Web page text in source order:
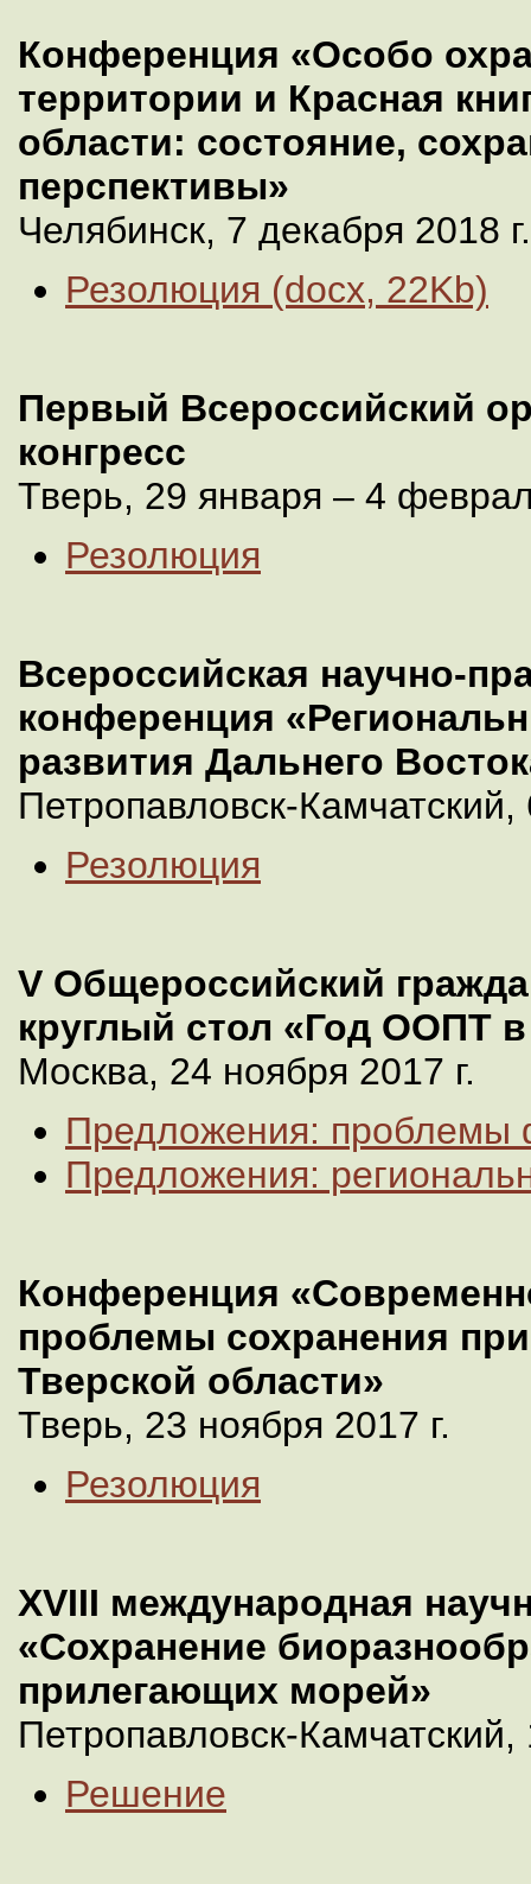
Конференция «Особо
территории и Красная
области: состояние,
перспективы»
Челябинск, 7 декабря 2018 г.
Резолюция (docx, 22Kb)
Первый Всероссийский
конгресс
Тверь, 29 января – 4
Резолюция
Всероссийская научно-
конференция
развития Дальнего
Петропавловск-Камчатский,
Резолюция
V Общероссийский
круглый стол «Год ООПТ
Москва, 24 ноября 2017 г.
Предложения: проблемы
Предложения:
Конференция
проблемы сохранения
Тверской области»
Тверь, 23 ноября 2017 г.
Резолюция
ХVIII международная
«Сохранение
прилегающих морей»
Петропавловск-
Решение